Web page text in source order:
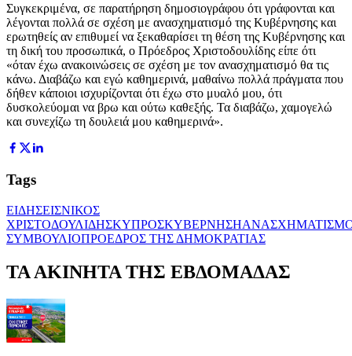
Συγκεκριμένα, σε παρατήρηση δημοσιογράφου ότι γράφονται και
λέγονται πολλά σε σχέση με ανασχηματισμό της Κυβέρνησης και
ερωτηθείς αν επιθυμεί να ξεκαθαρίσει τη θέση της Κυβέρνησης και
τη δική του προσωπικά, ο Πρόεδρος Χριστοδουλίδης είπε ότι
«όταν έχω ανακοινώσεις σε σχέση με τον ανασχηματισμό θα τις
κάνω. Διαβάζω και εγώ καθημερινά, μαθαίνω πολλά πράγματα που
δήθεν κάποιοι ισχυρίζονται ότι έχω στο μυαλό μου, ότι
δυσκολεύομαι να βρω και ούτω καθεξής. Τα διαβάζω, χαμογελώ
και συνεχίζω τη δουλειά μου καθημερινά».
Tags
ΕΙΔΗΣΕΙΣΝΙΚΟΣ
ΧΡΙΣΤΟΔΟΥΛΙΔΗΣΚΥΠΡΟΣΚΥΒΕΡΝΗΣΗ
ΣΥΜΒΟΥΛΙΟΠΡΟΕΔΡΟΣ ΤΗΣ ΔΗΜΟΚΡΑΤΙΑΣ
ΤΑ ΑΚΙΝΗΤΑ ΤΗΣ ΕΒΔΟΜΑΔΑΣ